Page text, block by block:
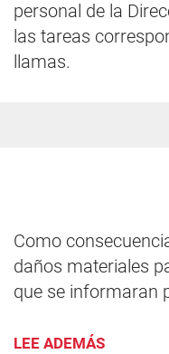
personal de la
las tareas
llamas.
Como
daños materiales
que se informaran
LEE ADEMÁS